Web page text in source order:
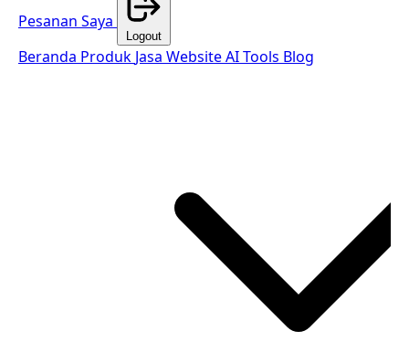
Pesanan Saya
Logout
Beranda Produk Jasa WebsiteAI Tools Blog